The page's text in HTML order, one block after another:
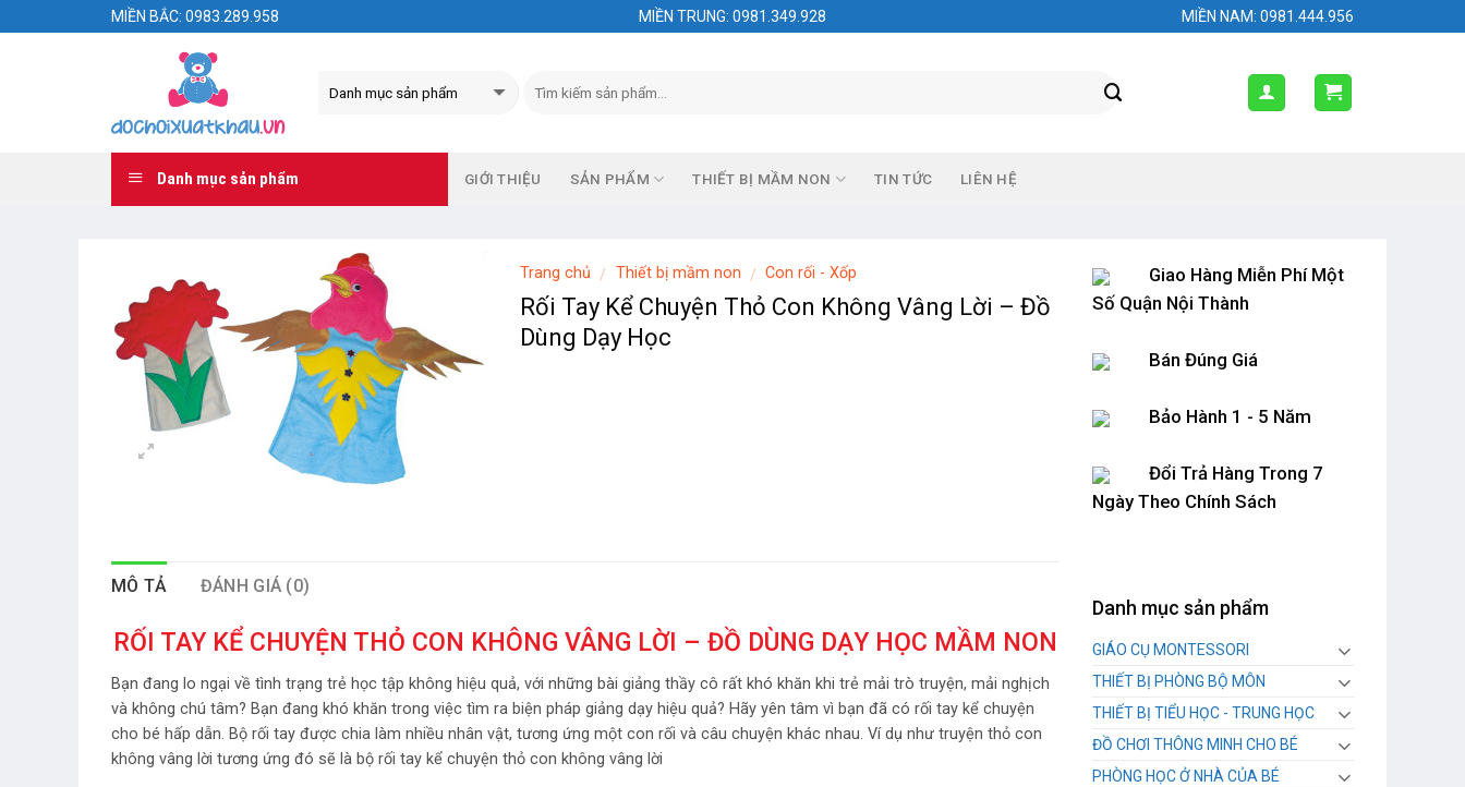
MIỀN BẮC: 0983.289.958 MIỀN TRUNG: 0981.349.928 MIỀN NAM: 0981.444.956
Danh mục sản phẩm GIỚI THIỆU SẢN PHẨM THIẾT BỊ MẦM NON TIN TỨC LIÊN HỆ
Trang chủ / Thiết bị mầm non / Con rối - Xốp
Rối Tay Kể Chuyện Thỏ Con Không Vâng Lời – Đồ
Dùng Dạy Học
MÔ TẢ ĐÁNH GIÁ (0)
RỐI TAY KỂ CHUYỆN THỎ CON KHÔNG VÂNG LỜI – ĐỒ DÙNG DẠY HỌC MẦM NON
Bạn đang lo ngại về tình trạng trẻ học tập không hiệu quả, với những bài giảng thầy cô rất khó khăn khi trẻ mải trò truyện, mải nghịch
và không chú tâm? Bạn đang khó khăn trong việc tìm ra biện pháp giảng dạy hiệu quả? Hãy yên tâm vì bạn đã có rối tay kể chuyện
cho bé hấp dẫn. Bộ rối tay được chia làm nhiều nhân vật, tương ứng một con rối và câu chuyện khác nhau. Ví dụ như truyện thỏ con
không vâng lời tương ứng đó sẽ là bộ rối tay kể chuyện thỏ con không vâng lời
Giao Hàng Miễn Phí Một
Số Quận Nội Thành
Bán Đúng Giá
Bảo Hành 1 - 5 Năm
Đổi Trả Hàng Trong 7
Ngày Theo Chính Sách
Danh mục sản phẩm
GIÁO CỤ MONTESSORI
THIẾT BỊ PHÒNG BỘ MÔN
THIẾT BỊ TIỂU HỌC - TRUNG HỌC
ĐỒ CHƠI THÔNG MINH CHO BÉ
PHÒNG HỌC Ở NHÀ CỦA BÉ